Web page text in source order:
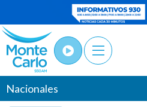
Nacionales